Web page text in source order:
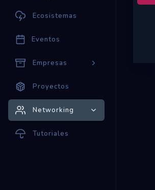
Ecosistemas
Eventos
Empresas
Proyectos
Networking
Tutoriales